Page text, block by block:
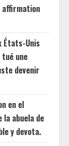
États-Unis
une
devenir
en el
abuela de
y devota.